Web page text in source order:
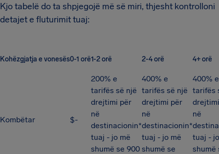
Kjo tabelë do ta shpjegojë më së miri, thjesht kontrolloni
detajet e fluturimit tuaj:
Kohëzgjatja e vonesës0-1 orë1-2 orë 2-4 orë 4+ orë
Kombëtar $-
200% e
tarifës së një
drejtimi për
në
destinacionin*
tuaj - jo më
shumë se 900
400% e
tarifës së një
drejtimi për
në
destinacionin*
tuaj - jo më
shumë se
400% e
tarifës
në
tuaj -
shumë